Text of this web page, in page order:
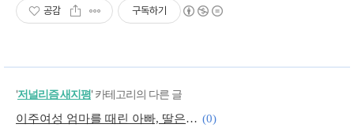
공감 구독하기
'저널리즘 새지평' 카테고리의 다른 글
이주여성 엄마를 때린 아빠, 딸은 경찰서에 갔다 (0)